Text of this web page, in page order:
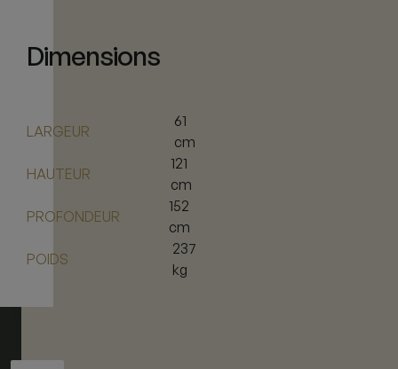
Dimensions
LARGEUR
61
cm
HAUTEUR
121
cm
PROFONDEUR
152
cm
POIDS
237
kg